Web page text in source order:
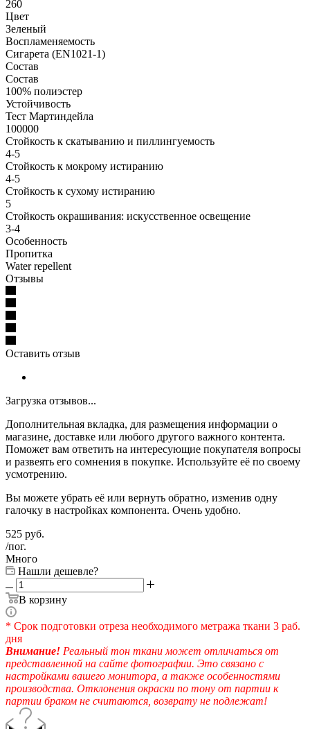
260
Цвет
Зеленый
Воспламеняемость
Сигарета (EN1021-1)
Состав
Состав
100% полиэстер
Устойчивость
Тест Мартиндейла
100000
Стойкость к скатыванию и пиллингуемость
4-5
Стойкость к мокрому истиранию
4-5
Стойкость к сухому истиранию
5
Стойкость окрашивания: искусственное освещение
3-4
Особенность
Пропитка
Water repellent
Отзывы
Оставить отзыв
Загрузка отзывов...
Дополнительная вкладка, для размещения информации о
магазине, доставке или любого другого важного контента.
Поможет вам ответить на интересующие покупателя вопросы
и развеять его сомнения в покупке. Используйте её по своему
усмотрению.
Вы можете убрать её или вернуть обратно, изменив одну
галочку в настройках компонента. Очень удобно.
525 руб.
/пог.
Много
Нашли дешевле?
В корзину
* Срок подготовки отреза необходимого метража ткани 3 раб.
дня
Внимание! Реальный тон ткани может отличаться от
представленной на сайте фотографии. Это связано с
настройками вашего монитора, а также особенностями
производства. Отклонения окраски по тону от партии к
партии браком не считаются, возврату не подлежат!